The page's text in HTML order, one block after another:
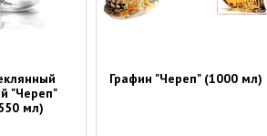
"Череп"
мл)
Графин "Череп" (1000 мл)